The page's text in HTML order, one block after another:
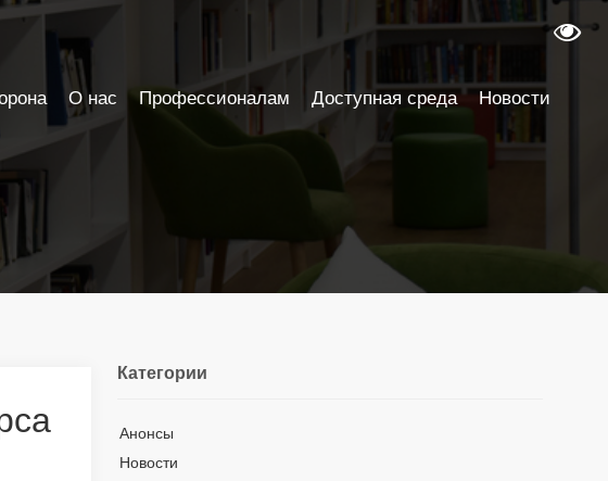
Категории
Анонсы
Новости
О нас Профессионалам Доступная среда Новости